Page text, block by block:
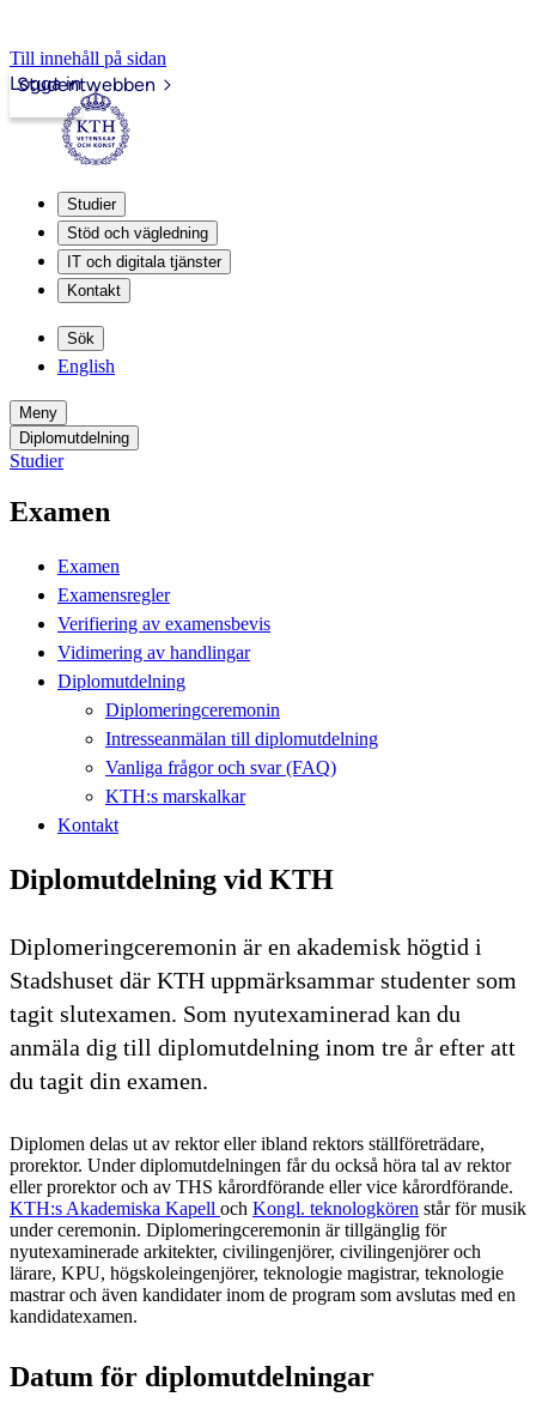
Till innehåll på sidan
Studentwebben
Logga in
Studier
Stöd och vägledning
IT och digitala tjänster
Kontakt
Sök
English
Meny
Diplomutdelning
Studier
Examen
Examen
Examensregler
Verifiering av examensbevis
Vidimering av handlingar
Diplomutdelning
Diplomeringceremonin
Intresseanmälan till diplomutdelning
Vanliga frågor och svar (FAQ)
KTH:s marskalkar
Kontakt
Diplomutdelning vid KTH
Diplomeringceremonin är en akademisk högtid i
Stadshuset där KTH uppmärksammar studenter som
tagit slutexamen. Som nyutexaminerad kan du
anmäla dig till diplomutdelning inom tre år efter att
du tagit din examen.
Diplomen delas ut av rektor eller ibland rektors ställföreträdare,
prorektor. Under diplomutdelningen får du också höra tal av rektor
eller prorektor och av THS kårordförande eller vice kårordförande.
KTH:s Akademiska Kapell och Kongl. teknologkören står för musik
under ceremonin. Diplomeringceremonin är tillgänglig för
nyutexaminerade arkitekter, civilingenjörer, civilingenjörer och
lärare, KPU, högskoleingenjörer, teknologie magistrar, teknologie
mastrar och även kandidater inom de program som avslutas med en
kandidatexamen.
Datum för diplomutdelningar